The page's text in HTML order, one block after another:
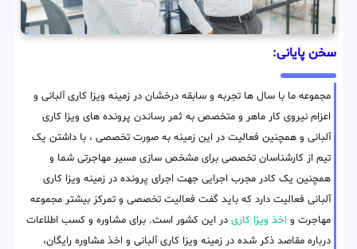
سخن پایانی:
مجموعه ما با سال ها تجربه و سابقه درخشان در زمینه ویزا کاری آلبانی و
اعزام نیروی کار ماهر و متخصص به ثمر رساندن پرونده های ویزا کاری
آلبانی و همچنین فعالیت در این زمینه به صورت تخصصی ، با داشتن یک
تیم از کارشناسان تخصصی برای مشخص سازی مسیر مهاجرتی شما و
همچنین یک کادر مجرب اجرایی جهت اجرای پرونده در زمینه ویزا کاری
آلبانی فعالیت دارد که باید گفت فعالیت تخصصی و تمرکز بیشتر مجموعه
مهاجرت و اخذ ویزا کاری در این کشور است. برای مشاوره و کسب اطلاعات
درباره مقاصد ذکر شده در زمینه ویزا کاری آلبانی و اخذ مشاوره رایگان،